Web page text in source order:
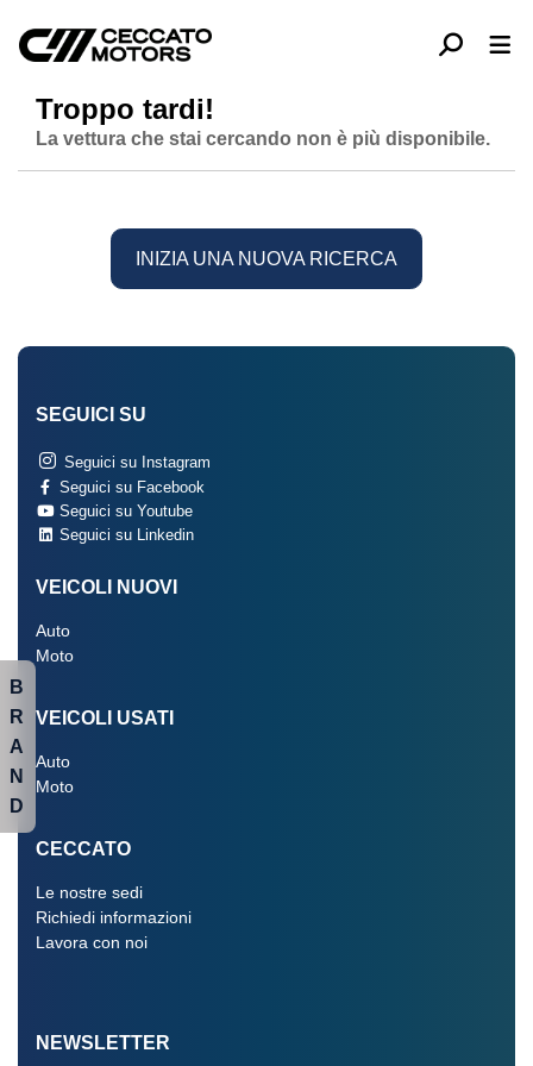
Troppo tardi!
La vettura che stai cercando non è più disponibile.
INIZIA UNA NUOVA RICERCA
SEGUICI SU
Seguici su Instagram
Seguici su Facebook
Seguici su Youtube
Seguici su Linkedin
VEICOLI NUOVI
Auto
Moto
VEICOLI USATI
Auto
Moto
CECCATO
Le nostre sedi
Richiedi informazioni
Lavora con noi
NEWSLETTER
B
R
A
N
D